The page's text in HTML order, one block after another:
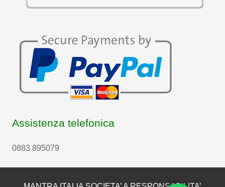
Assistenza telefonica
0883 895079